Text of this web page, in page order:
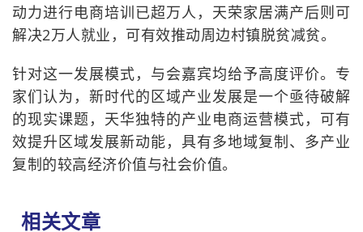
动力进行电商培训已超万人，天荣家居满产后则可
解决2万人就业，可有效推动周边村镇脱贫减贫。
针对这一发展模式，与会嘉宾均给予高度评价。专
家们认为，新时代的区域产业发展是一个亟待破解
的现实课题，天华独特的产业电商运营模式，可有
效提升区域发展新动能，具有多地域复制、多产业
复制的较高经济价值与社会价值。
相关文章